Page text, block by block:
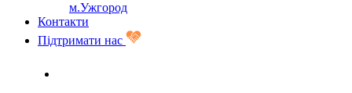
м.Ужгород
Контакти
Підтримати нас